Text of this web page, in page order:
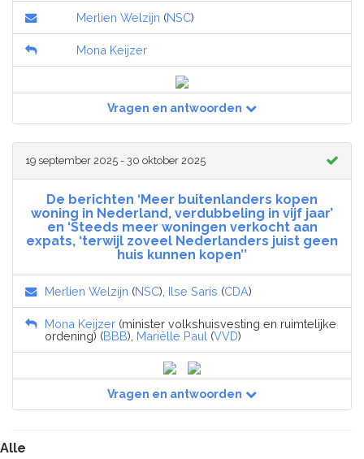
Merlien Welzijn (NSC)
Mona Keijzer
Vragen en antwoorden
19 september 2025 - 30 oktober 2025
De berichten ‘Meer buitenlanders kopen
woning in Nederland, verdubbeling in vijf jaar’
en ‘Steeds meer woningen verkocht aan
expats, ‘terwijl zoveel Nederlanders juist geen
huis kunnen kopen’’
Merlien Welzijn (NSC), Ilse Saris (CDA)
Mona Keijzer (minister volkshuisvesting en ruimtelijke
ordening) (BBB), Mariëlle Paul (VVD)
Vragen en antwoorden
Alle